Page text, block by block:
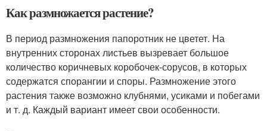
Как размножается растение?
В период размножения папоротник не цветет. На
внутренних сторонах листьев вызревает большое
количество коричневых коробочек-сорусов, в которых
содержатся спорангии и споры. Размножение этого
растения также возможно клубнями, усиками и побегами
и т. д. Каждый вариант имеет свои особенности.